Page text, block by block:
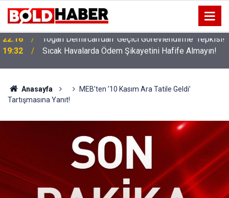
19:32 Sıcak Havalarda Ödem Şikayetini Hafife Almayın!
Anasayfa
MEB’ten ’10 Kasım Ara Tatile Geldi’
Tartışmasına Yanıt!